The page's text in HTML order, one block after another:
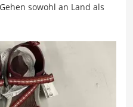
sowohl an Land als